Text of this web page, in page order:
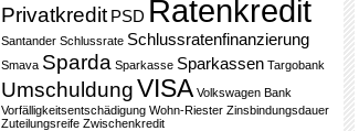
Privatkredit PSD Ratenkredit
Santander Schlussrate Schlussratenfinanzierung
Smava Sparda Sparkasse Sparkassen Targobank
UmschuldungVISA Volkswagen Bank
Vorfälligkeitsentschädigung Wohn-Riester Zinsbindungsdauer
Zuteilungsreife Zwischenkredit